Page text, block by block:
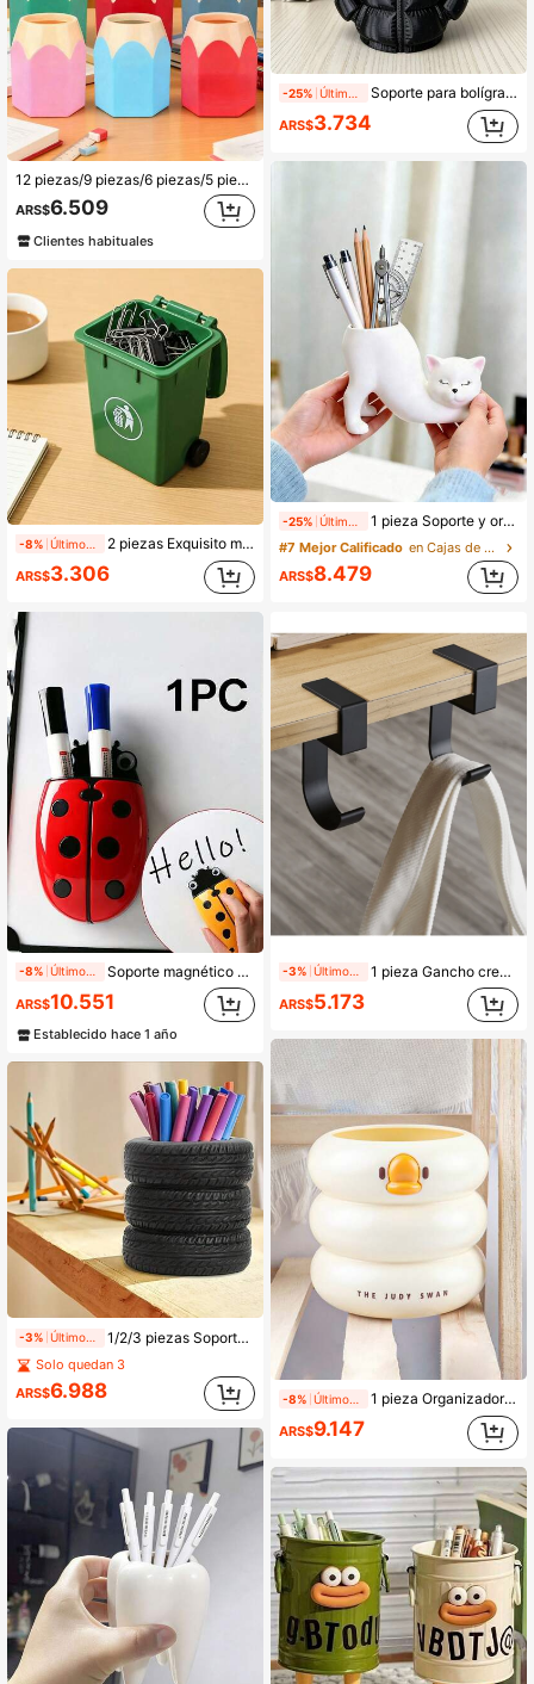
12 piezas/9 piezas/6 piezas/5 piezas/4 piezas/3 piezas/2 piezas/1 pieza Caja de almacenamiento de escritorio con forma de lápiz de colores - Diseño portátil, puede almacenar bolígrafos y lápices por separado, adecuado para estudiantes, oficina y uso doméstico. Decoración de suministros de oficina, diseño divertido. Caja de almacenamiento portátil y estuche de lápices, adecuado como regalo de Navidad/Halloween.
ARS$6.509
Clientes habituales
-8% 2 piezas Exquisito mini bote de basura de escritorio de oficina verde, cesta de almacenamiento, soporte para clips de papel, tubo de almacenamiento, esencial de oficina, decoración, adorno, útiles escolares
ARS$3.306
-8% Soporte magnético para bolígrafos con forma de mariquita, caja de almacenamiento para bolígrafos de punta de fieltro para pizarra y pizarra blanca, caja de almacenamiento de plástico de doble uso para pinceles y bolígrafos con diseño de dibujos animados, decoración para el hogar y la oficina, regalo de vuelta a la escuela
ARS$10.551
Establecido hace 1 año
-3% 1/2/3 piezas Soporte para bolígrafos con forma de neumático divertido - Organizador de escritorio de PVC negro duradero, cubo de almacenamiento para bolígrafos y pinceles, adecuado para almacenamiento en el escritorio de la escuela, oficina y sala de estudio
Solo quedan 3
ARS$6.988
-25% Soporte para bolígrafo con forma de chaqueta acolchada impresa en 3D. Posavasos creativo adecuado para el aula, el escritorio del estudiante. Decoración de escritorio para la escuela, la oficina o el escritorio de estudio. Artículo de almacenamiento de escritorio.
ARS$3.734
-25% 1 pieza Soporte y organizador de bolígrafos con forma de gato blanco lindo, soporte multifuncional para artículos de papelería de estudiante, soporte para brochas de maquillaje, decoración de escritorio de oficina en el hogar, regalo para amantes de los gatos y regreso a la escuela, accesorios de escritorio
#7 Mejor Calificado
en Cajas de almacenamiento de papelería
ARS$8.479
-3% 1 pieza Gancho creativo para mochila, gancho colgante móvil para escritorio de oficina, gancho portátil para borde de mesa lateral de escritorio, gancho negro para bolsa de estudiante, organizador de almacenamiento de escritorio, regreso a la escuela, regalo de vacaciones, colgador de bolsa de trabajo, útiles escolares
ARS$5.173
-8% 1 pieza Organizador de escritorio con forma de pato de plástico único de 80g - Soporte para bolígrafos y estante para brochas de maquillaje, adecuado para oficina, hogar, estudiantes, accesorio esencial de vuelta a la escuela, accesorios de escritorio de oficina, suministros de oficina, accesorios de oficina, suministros escolares
ARS$9.147